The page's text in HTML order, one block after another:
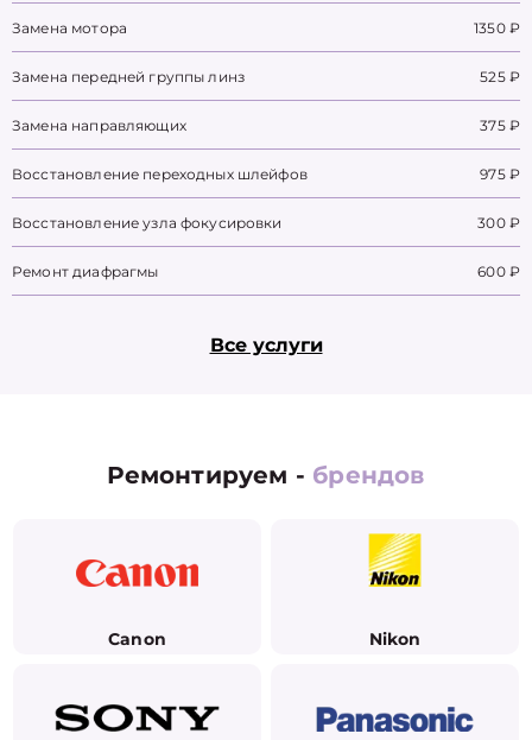
Замена мотора 1350 ₽
Замена передней группы линз 525 ₽
Замена направляющих 375 ₽
Восстановление переходных шлейфов 975 ₽
Восстановление узла фокусировки 300 ₽
Ремонт диафрагмы 600 ₽
Все услуги
Ремонтируем - брендов
Canon Nikon